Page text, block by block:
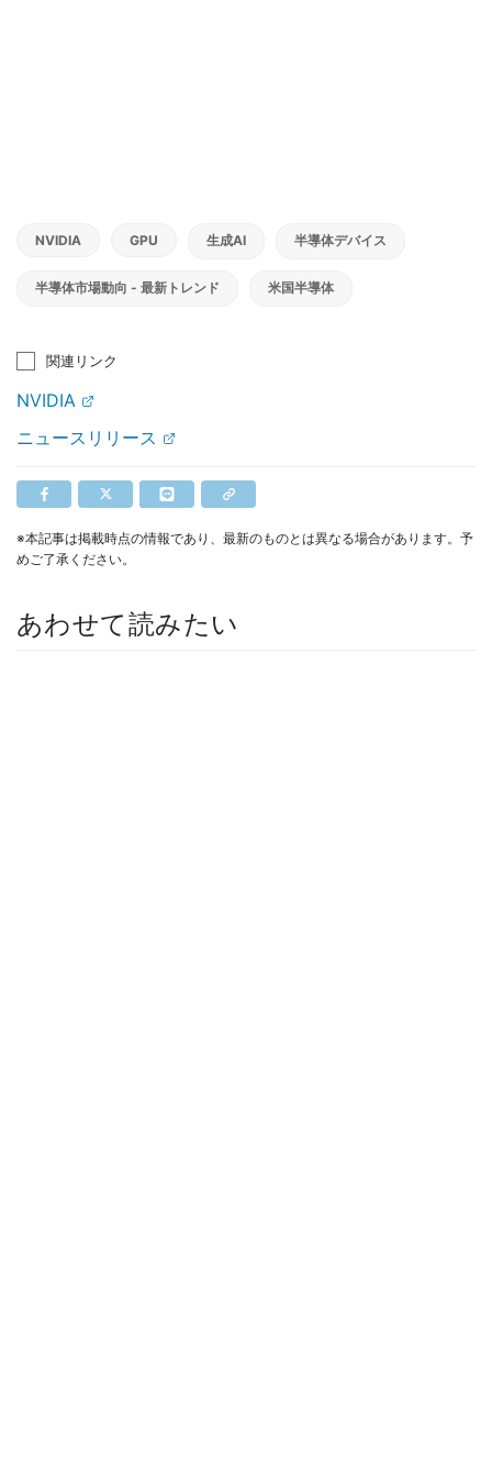
NVIDIA GPU 生成AI 半導体デバイス
半導体市場動向 - 最新トレンド 米国半導体
関連リンク
NVIDIA
ニュースリリース
※本記事は掲載時点の情報であり、最新のものとは異なる場合があります。予
めご了承ください。
あわせて読みたい